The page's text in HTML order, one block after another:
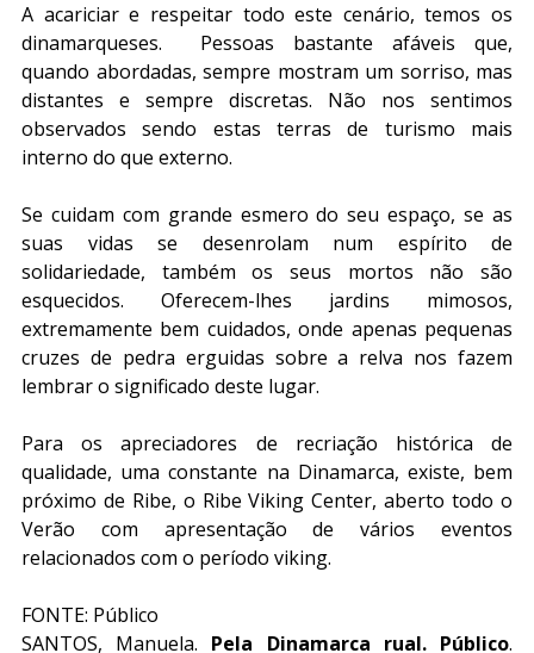
A acariciar e respeitar todo este cenário, temos os
dinamarqueses.  Pessoas bastante afáveis que,
quando abordadas, sempre mostram um sorriso, mas
distantes e sempre discretas. Não nos sentimos
observados sendo estas terras de turismo mais
interno do que externo.
Se cuidam com grande esmero do seu espaço, se as
suas vidas se desenrolam num espírito de
solidariedade, também os seus mortos não são
esquecidos. Oferecem-lhes jardins mimosos,
extremamente bem cuidados, onde apenas pequenas
cruzes de pedra erguidas sobre a relva nos fazem
lembrar o significado deste lugar.
Para os apreciadores de recriação histórica de
qualidade, uma constante na Dinamarca, existe, bem
próximo de Ribe, o Ribe Viking Center, aberto todo o
Verão com apresentação de vários eventos
relacionados com o período viking.
FONTE: Público
SANTOS, Manuela. Pela Dinamarca rual. Público.